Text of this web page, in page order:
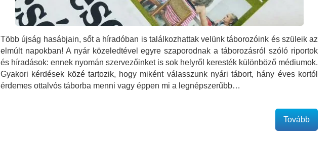
Több újság hasábjain, sőt a híradóban is találkozhattak velünk táborozóink és szüleik az
elmúlt napokban! A nyár közeledtével egyre szaporodnak a táborozásról szóló riportok
és híradások: ennek nyomán szervezőinket is sok helyről keresték különböző médiumok.
Gyakori kérdések közé tartozik, hogy miként válasszunk nyári tábort, hány éves kortól
érdemes ottalvós táborba menni vagy éppen mi a legnépszerűbb…
Tovább